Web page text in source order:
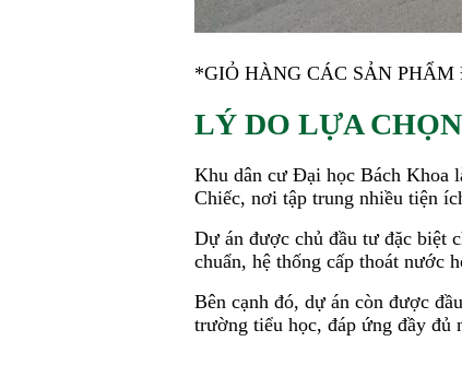
*GIỎ HÀNG CÁC SẢN
LÝ DO LỰA
Khu dân cư Đại học Bách Khoa
Chiếc, nơi tập trung nhiều tiện
Dự án được chủ đầu tư đặc biệt
chuẩn, hệ thống cấp thoát nước
Bên cạnh đó, dự án còn được
trường tiểu học, đáp ứng đầy đủ